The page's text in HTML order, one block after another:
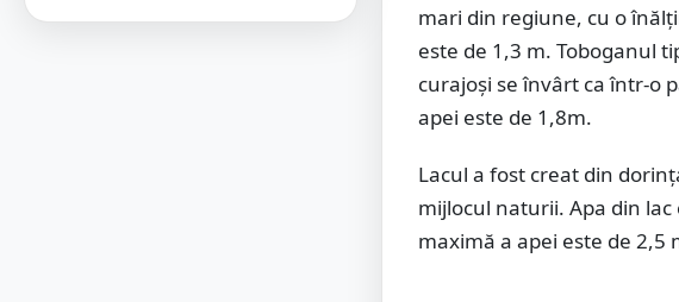
mari din regiune, cu o
este de 1,3 m. Toboganul
curajoși se învârt ca într-o
apei este de 1,8m.
Lacul a fost creat din
mijlocul naturii. Apa din
maximă a apei este de 2,5